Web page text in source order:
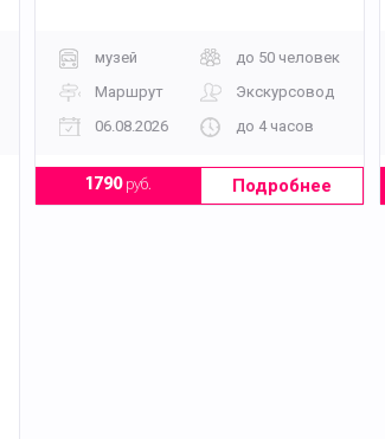
музей
до 50 человек
Маршрут
Экскурсовод
06.08.2026
до 4 часов
1790руб. Подробнее